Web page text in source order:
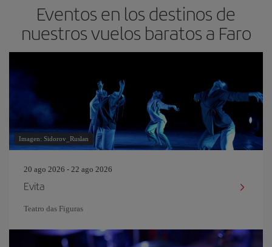
Eventos en los destinos de
nuestros vuelos baratos a Faro
Imagen: Sidorov_Ruslan
20 ago 2026 - 22 ago 2026
Evita
Teatro das Figuras